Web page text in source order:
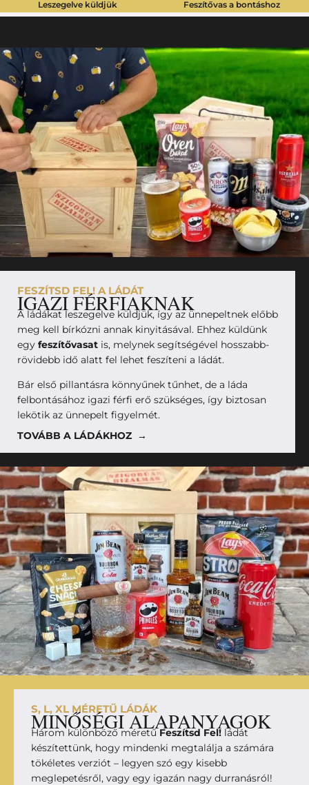
Leszegelve küldjük Feszítővas a bontáshoz
FESZÍTSD FEL! A LÁDÁT
IGAZI FÉRFIAKNAK
A ládákat leszegelve küldjük, így az ünnepeltnek előbb
meg kell bírkózni annak kinyitásával. Ehhez küldünk
egy feszítővasat is, melynek segítségével hosszabb-
rövidebb idő alatt fel lehet feszíteni a ládát.
Bár első pillantásra könnyűnek tűnhet, de a láda
felbontásához igazi férfi erő szükséges, így biztosan
lekötik az ünnepelt figyelmét.
TOVÁBB A LÁDÁKHOZ →
S, L, XL MÉRETŰ LÁDÁK
MINŐSÉGI ALAPANYAGOK
Három különböző méretűFeszítsd Fel! ládát
készítettünk, hogy mindenki megtalálja a számára
tökéletes verziót – legyen szó egy kisebb
meglepetésről, vagy egy igazán nagy durranásról!